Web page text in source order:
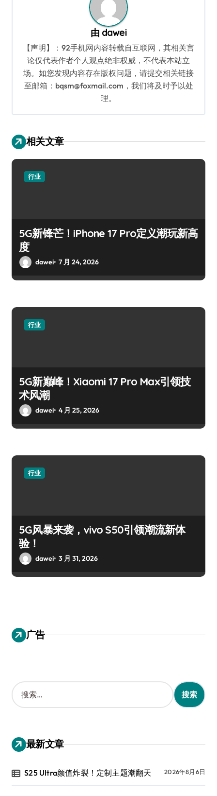
由 dawei
【声明】：92手机网内容转载自互联网，其相关言
论仅代表作者个人观点绝非权威，不代表本站立
场。如您发现内容存在版权问题，请提交相关链接
至邮箱：bqsm@foxmail.com，我们将及时予以处
理。
相关文章
行业
5G新锋芒！iPhone 17 Pro定义潮玩新高
度
dawei 7 月 24, 2026
行业
5G新巅峰！Xiaomi 17 Pro Max引领技
术风潮
dawei 4 月 25, 2026
行业
5G风暴来袭，vivo S50引领潮流新体
验！
dawei 3 月 31, 2026
广告
搜
索
：
最新文章
S25 Ultra颜值炸裂！定制主题潮翻天 2026年8月6日